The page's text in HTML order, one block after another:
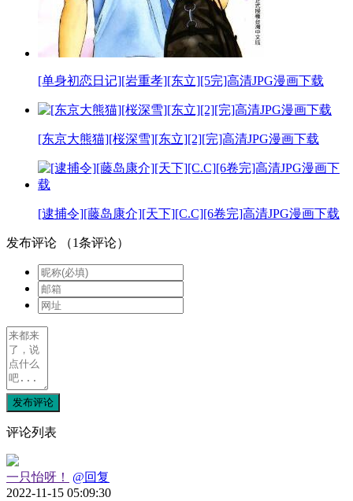
[单身初恋日记][岩重孝][东立][5完]高清JPG漫画下载
[东京大熊猫][桜深雪][东立][2][完]高清JPG漫画下载
[逮捕令][藤岛康介][天下][C.C][6卷完]高清JPG漫画下载
发布评论 （1条评论）
发布评论
评论列表
一只怡呀！
@回复
2022-11-15 05:09:30